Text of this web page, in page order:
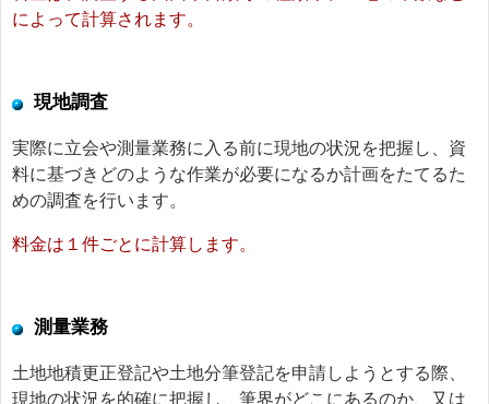
によって計算されます。
現地調査
実際に立会や測量業務に入る前に現地の状況を把握し、資
料に基づきどのような作業が必要になるか計画をたてるた
めの調査を行います。
料金は１件ごとに計算します。
測量業務
土地地積更正登記や土地分筆登記を申請しようとする際、
現地の状況を的確に把握し、筆界がどこにあるのか、又は